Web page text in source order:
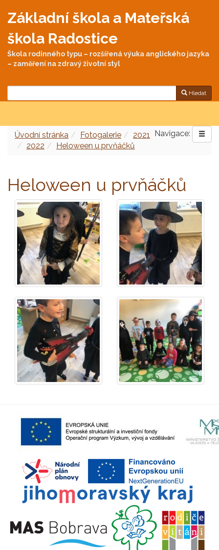
Základní škola a Mateřská
škola Radostice
Škola rodinného typu – rozšířená výuka anglického jazyka
– zaměření na zdravý životní styl
Hledat
Navigace:
Úvodní stránka Fotogalerie
2021
2022
Heloween u prvňáčků
Heloween u prvňáčků